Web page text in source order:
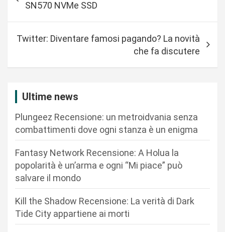
a
SN570 NVMe SSD
Twitter: Diventare famosi pagando? La novità
che fa discutere
Ultime news
Plungeez Recensione: un metroidvania senza
combattimenti dove ogni stanza è un enigma
Fantasy Network Recensione: A Holua la
popolarità è un’arma e ogni “Mi piace” può
salvare il mondo
Kill the Shadow Recensione: La verità di Dark
Tide City appartiene ai morti